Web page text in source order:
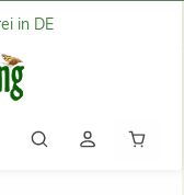
in DE